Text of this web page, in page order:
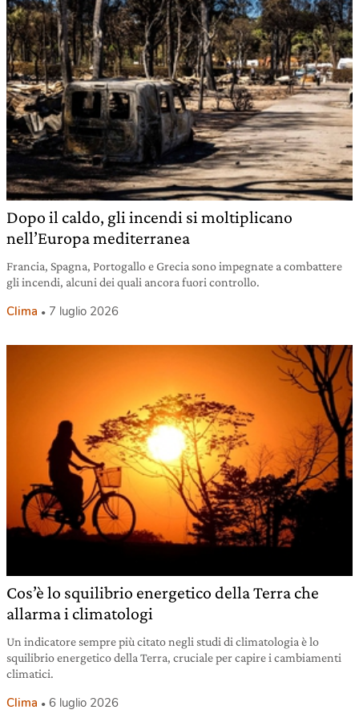
Dopo il caldo, gli incendi si moltiplicano
nell’Europa mediterranea
Francia, Spagna, Portogallo e Grecia sono impegnate a combattere
gli incendi, alcuni dei quali ancora fuori controllo.
Clima 7 luglio 2026
Cos’è lo squilibrio energetico della Terra che
allarma i climatologi
Un indicatore sempre più citato negli studi di climatologia è lo
squilibrio energetico della Terra, cruciale per capire i cambiamenti
climatici.
Clima 6 luglio 2026